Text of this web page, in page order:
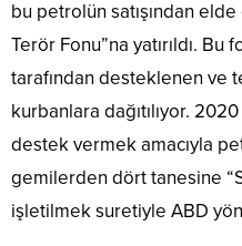
bu petrolün satışından
Terör Fonu”na yatırıldı.
tarafından desteklenen ve
kurbanlara dağıtılıyor.
destek vermek amacıyla
gemilerden dört tanesine
işletilmek suretiyle ABD